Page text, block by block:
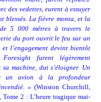
des vedettes, eurent à essuyer
blessés. La fièvre monta, et la
5 000 mètres à travers le
du port ouvrit le feu sur un
l’engagement devint bientôt
furent légèrement
machine, dut s’éloigner. Un
un avion à la profondeur
» (Winston Churchill,
, Tome 2 : L’heure tragique mai-